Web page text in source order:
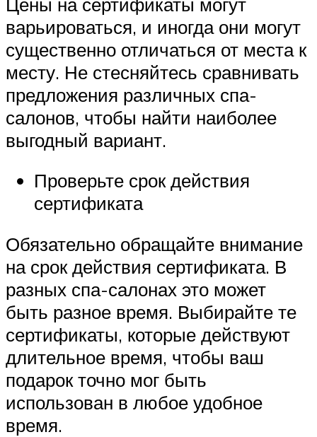
варьироваться, и иногда они могут
существенно отличаться от места к
месту. Не стесняйтесь сравнивать
предложения различных спа-
салонов, чтобы найти наиболее
выгодный вариант.
Проверьте срок действия
сертификата
Обязательно обращайте внимание
на срок действия сертификата. В
разных спа-салонах это может
быть разное время. Выбирайте те
сертификаты, которые действуют
длительное время, чтобы ваш
подарок точно мог быть
использован в любое удобное
время.